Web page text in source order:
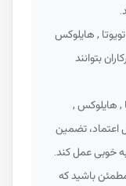
, هایلوکس
,
تضمین
عمل کند.
باشید که